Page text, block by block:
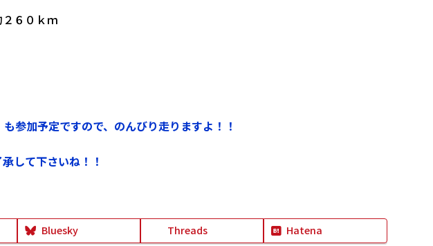
０ｋｍ
参加予定ですので、のんびり走りますよ！！
して下さいね！！
Bluesky Threads Hatena